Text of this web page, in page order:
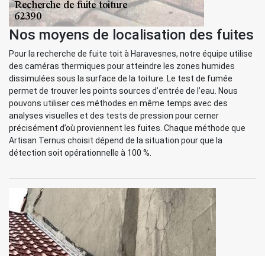
Nos moyens de localisation des fuites
Pour la recherche de fuite toit à Haravesnes, notre équipe utilise
des caméras thermiques pour atteindre les zones humides
dissimulées sous la surface de la toiture. Le test de fumée
permet de trouver les points sources d’entrée de l’eau. Nous
pouvons utiliser ces méthodes en même temps avec des
analyses visuelles et des tests de pression pour cerner
précisément d’où proviennent les fuites. Chaque méthode que
Artisan Ternus choisit dépend de la situation pour que la
détection soit opérationnelle à 100 %.